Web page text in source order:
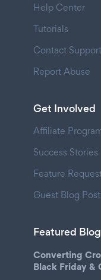
Help Center
Tutorials
Contact Support
Report Abuse
Get Involved
Affiliate
Success Stories
Feature
Guest Blog Post
Featured
Converting
Black Friday &